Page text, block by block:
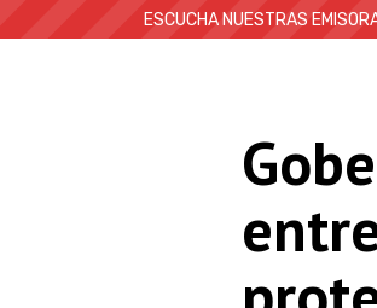
ESCUCHA NUESTRAS